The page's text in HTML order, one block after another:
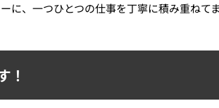
に、一つひとつの仕事を丁寧に積み重ねてま
！